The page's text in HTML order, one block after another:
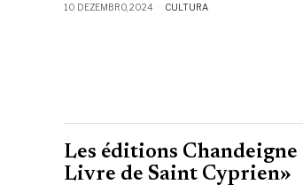
10 DEZEMBRO, 2024 CULTURA
Les éditions
Livre de Saint Cyprien»